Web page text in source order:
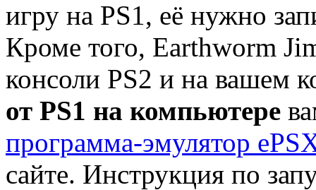
игру на PS1, её нужно
Кроме того, Earthworm
консоли PS2 и на вашем
от PS1 на компьютере
программа-эмулятор
сайте. Инструкция по